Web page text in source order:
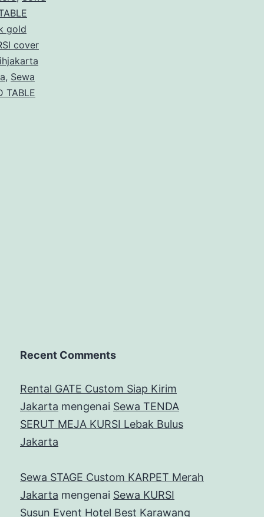
gold
cover
, Sewa
TABLE
Recent Comments
Rental GATE Custom Siap Kirim
Jakarta mengenai Sewa TENDA
SERUT MEJA KURSI Lebak Bulus
Jakarta
Sewa STAGE Custom KARPET Merah
Jakarta mengenai Sewa KURSI
Susun Event Hotel Best Karawang